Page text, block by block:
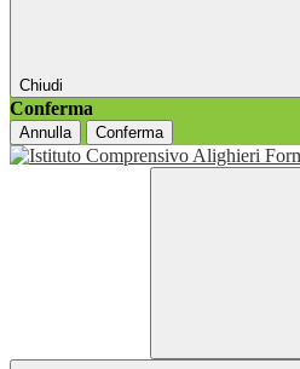
Chiudi
Conferma
Annulla Conferma